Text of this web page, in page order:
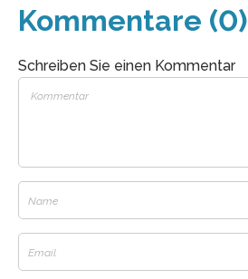
Kommentare (0)
Schreiben Sie einen Kommentar